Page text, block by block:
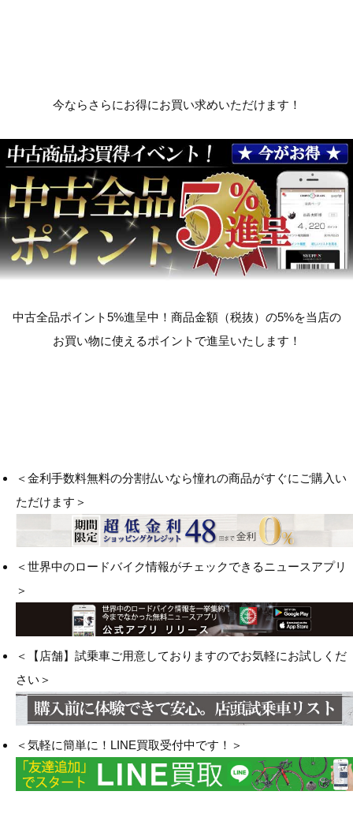
今ならさらにお得にお買い求めいただけます！
中古全品ポイント5%進呈中！商品金額（税抜）の5%を当店の
お買い物に使えるポイントで進呈いたします！
＜金利手数料無料の分割払いなら憧れの商品がすぐにご購入い
ただけます＞
＜世界中のロードバイク情報がチェックできるニュースアプリ
＞
＜【店舗】試乗車ご用意しておりますのでお気軽にお試しくだ
さい＞
＜気軽に簡単に！LINE買取受付中です！＞